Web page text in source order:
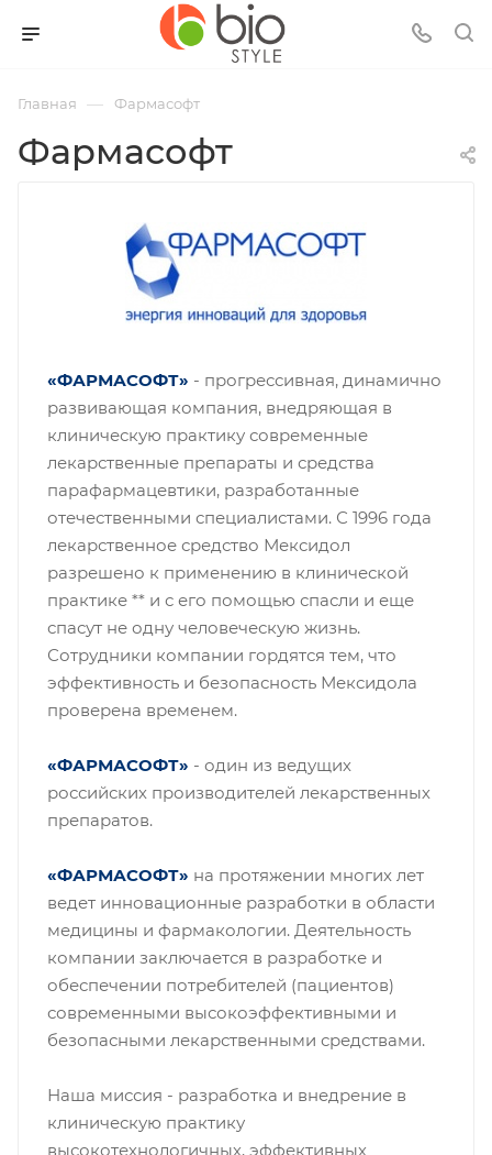
Главная — Фармасофт
Фармасофт
«ФАРМАСОФТ» - прогрессивная, динамично
развивающая компания, внедряющая в
клиническую практику современные
лекарственные препараты и средства
парафармацевтики, разработанные
отечественными специалистами. С 1996 года
лекарственное средство Мексидол
разрешено к применению в клинической
практике ** и с его помощью спасли и еще
спасут не одну человеческую жизнь.
Сотрудники компании гордятся тем, что
эффективность и безопасность Мексидола
проверена временем.
«ФАРМАСОФТ» - один из ведущих
российских производителей лекарственных
препаратов.
«ФАРМАСОФТ» на протяжении многих лет
ведет инновационные разработки в области
медицины и фармакологии. Деятельность
компании заключается в разработке и
обеспечении потребителей (пациентов)
современными высокоэффективными и
безопасными лекарственными средствами.
Наша миссия - разработка и внедрение в
клиническую практику
высокотехнологичных, эффективных